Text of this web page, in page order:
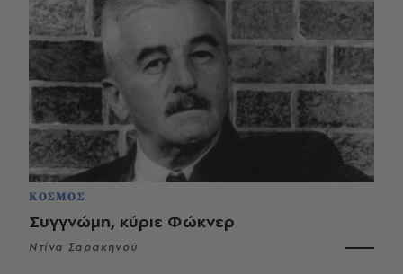
ΚΟΣΜΟΣ
Συγγνώμη, κύριε Φώκνερ
Ντίνα Σαρακηνού